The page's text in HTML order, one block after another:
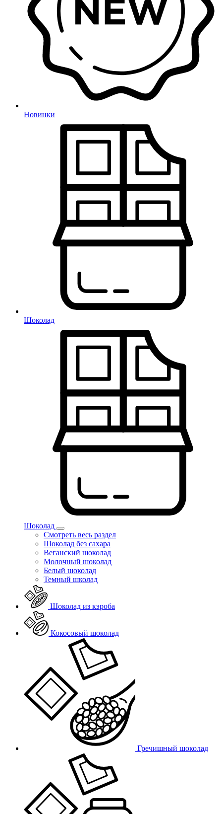
Новинки
Шоколад
Шоколад
Смотреть весь раздел
Шоколад без сахара
Веганский шоколад
Молочный шоколад
Белый шоколад
Темный школад
Шоколад из кэроба
Кокосовый шоколад
Гречишный шоколад